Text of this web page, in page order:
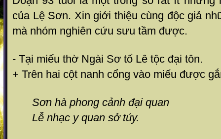
của Lệ Sơn. Xin giới thiệu cùng độc giả
mà nhóm nghiên cứu sưu tầm được.
- Tại miếu thờ Ngài Sơ tổ Lê tộc đại tôn.
+ Trên hai cột nanh cổng vào miếu được
Sơn hà phong cảnh đại quan
Lễ nhạc y quan sở túy.